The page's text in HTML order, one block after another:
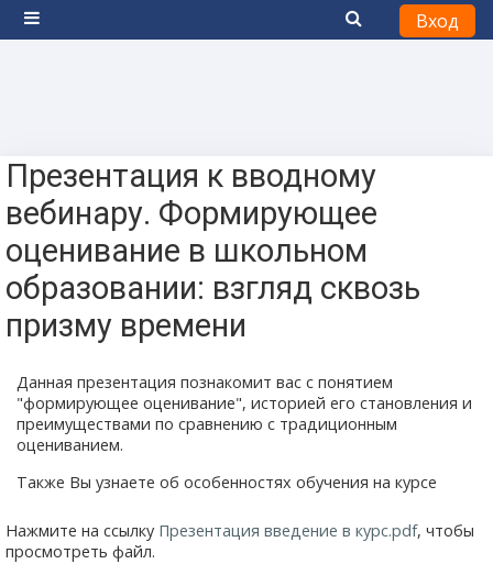
Боковая панель
Вход
Презентация к вводному
вебинару. Формирующее
оценивание в школьном
образовании: взгляд сквозь
призму времени
Данная презентация познакомит вас с понятием
"формирующее оценивание", историей его становления и
преимуществами по сравнению с традиционным
оцениванием.
Также Вы узнаете об особенностях обучения на курсе
Нажмите на ссылку Презентация введение в курс.pdf, чтобы
просмотреть файл.